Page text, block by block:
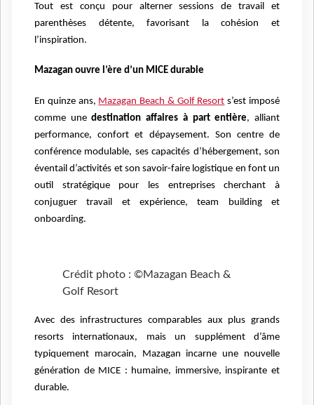
Tout est conçu pour alterner sessions de travail et
parenthèses détente, favorisant la cohésion et
l’inspiration.
Mazagan ouvre l’ère d’un MICE durable
En quinze ans, Mazagan Beach & Golf Resort s’est imposé
comme unedestination affaires à part entière, alliant
performance, confort et dépaysement. Son centre de
conférence modulable, ses capacités d’hébergement, son
éventail d’activités et son savoir-faire logistique en font un
outil stratégique pour les entreprises cherchant à
conjuguer travail et expérience, team building et
onboarding.
Crédit photo : ©Mazagan Beach &
Golf Resort
Avec des infrastructures comparables aux plus grands
resorts internationaux, mais un supplément d’âme
typiquement marocain, Mazagan incarne une nouvelle
génération de MICE : humaine, immersive, inspirante et
durable.